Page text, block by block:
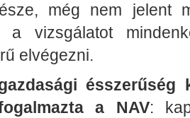
még nem jelent
a vizsgálatot
elvégezni.
ésszerűség
a NAV: